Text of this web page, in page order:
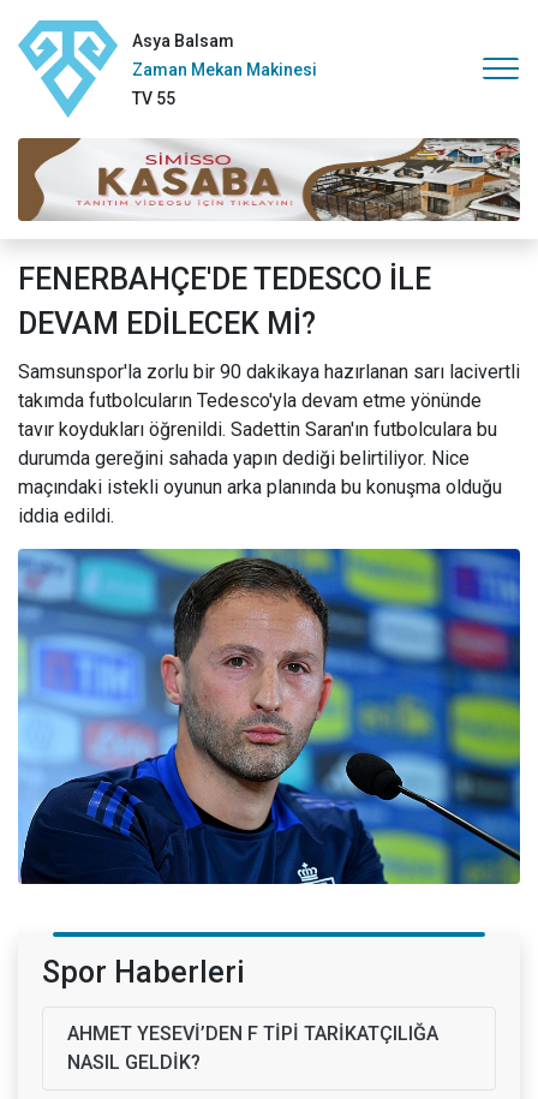
Asya Balsam
Zaman Mekan Makinesi
TV 55
FENERBAHÇE'DE TEDESCO İLE
DEVAM EDİLECEK Mİ?
Samsunspor'la zorlu bir 90 dakikaya hazırlanan sarı lacivertli
takımda futbolcuların Tedesco'yla devam etme yönünde
tavır koydukları öğrenildi. Sadettin Saran'ın futbolculara bu
durumda gereğini sahada yapın dediği belirtiliyor. Nice
maçındaki istekli oyunun arka planında bu konuşma olduğu
iddia edildi.
Spor Haberleri
AHMET YESEVİ’DEN F TİPİ TARİKATÇILIĞA
NASIL GELDİK?